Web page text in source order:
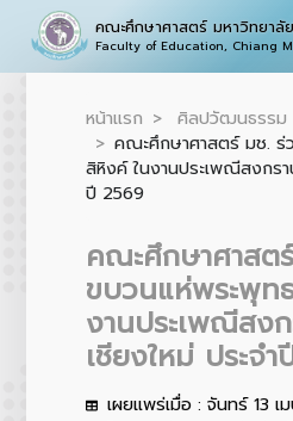
คณะศึกษาศาสตร์ มหาวิทยาลั
Faculty of Education, Chiang
หน้าแรก
ศิลปวัฒนธรรม
คณะศึกษาศาสตร์ มช. ร่
สิหิงค์ ในงานประเพณีสงกรา
ปี 2569
คณะศึกษาศาสต
ขบวนแห่พระพุท
งานประเพณีสง
เชียงใหม่ ประจ
เผยแพร่เมื่อ : จันทร์ 13 เ